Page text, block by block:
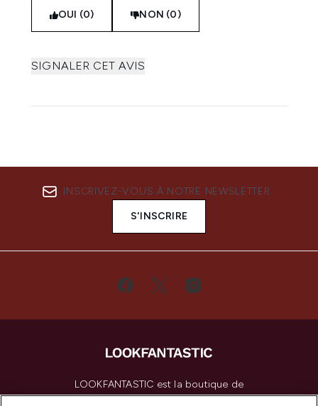
OUI (0) NON (0)
SIGNALER CET AVIS
INSCRIVEZ-VOUS À NOTRE NEWSLETTER
S'INSCRIRE
LOOKFANTASTIC est la boutique de
beauté incontournable en Europe,